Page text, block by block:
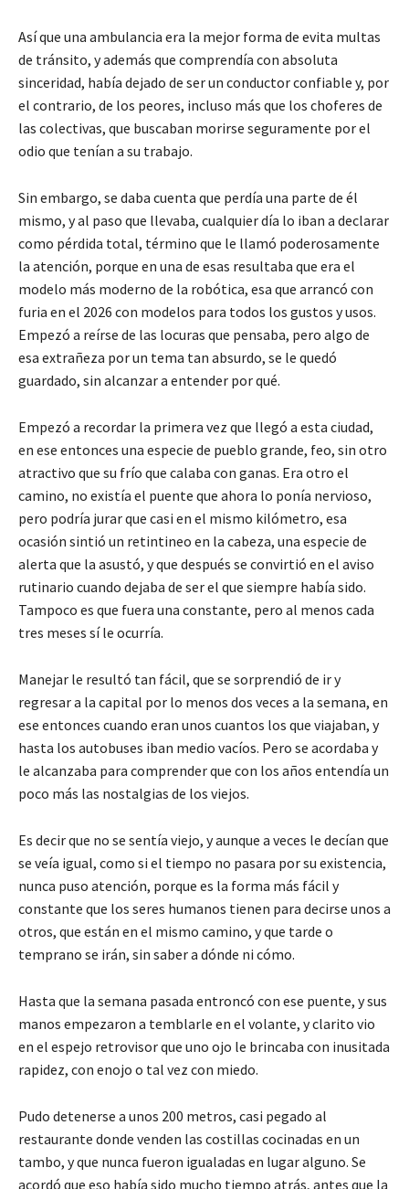
Así que una ambulancia era la mejor forma de evita multas
de tránsito, y además que comprendía con absoluta
sinceridad, había dejado de ser un conductor confiable y, por
el contrario, de los peores, incluso más que los choferes de
las colectivas, que buscaban morirse seguramente por el
odio que tenían a su trabajo.
Sin embargo, se daba cuenta que perdía una parte de él
mismo, y al paso que llevaba, cualquier día lo iban a declarar
como pérdida total, término que le llamó poderosamente
la atención, porque en una de esas resultaba que era el
modelo más moderno de la robótica, esa que arrancó con
furia en el 2026 con modelos para todos los gustos y usos.
Empezó a reírse de las locuras que pensaba, pero algo de
esa extrañeza por un tema tan absurdo, se le quedó
guardado, sin alcanzar a entender por qué.
Empezó a recordar la primera vez que llegó a esta ciudad,
en ese entonces una especie de pueblo grande, feo, sin otro
atractivo que su frío que calaba con ganas. Era otro el
camino, no existía el puente que ahora lo ponía nervioso,
pero podría jurar que casi en el mismo kilómetro, esa
ocasión sintió un retintineo en la cabeza, una especie de
alerta que la asustó, y que después se convirtió en el aviso
rutinario cuando dejaba de ser el que siempre había sido.
Tampoco es que fuera una constante, pero al menos cada
tres meses sí le ocurría.
Manejar le resultó tan fácil, que se sorprendió de ir y
regresar a la capital por lo menos dos veces a la semana, en
ese entonces cuando eran unos cuantos los que viajaban, y
hasta los autobuses iban medio vacíos. Pero se acordaba y
le alcanzaba para comprender que con los años entendía un
poco más las nostalgias de los viejos.
Es decir que no se sentía viejo, y aunque a veces le decían que
se veía igual, como si el tiempo no pasara por su existencia,
nunca puso atención, porque es la forma más fácil y
constante que los seres humanos tienen para decirse unos a
otros, que están en el mismo camino, y que tarde o
temprano se irán, sin saber a dónde ni cómo.
Hasta que la semana pasada entroncó con ese puente, y sus
manos empezaron a temblarle en el volante, y clarito vio
en el espejo retrovisor que uno ojo le brincaba con inusitada
rapidez, con enojo o tal vez con miedo.
Pudo detenerse a unos 200 metros, casi pegado al
restaurante donde venden las costillas cocinadas en un
tambo, y que nunca fueron igualadas en lugar alguno. Se
acordó que eso había sido mucho tiempo atrás, antes que la